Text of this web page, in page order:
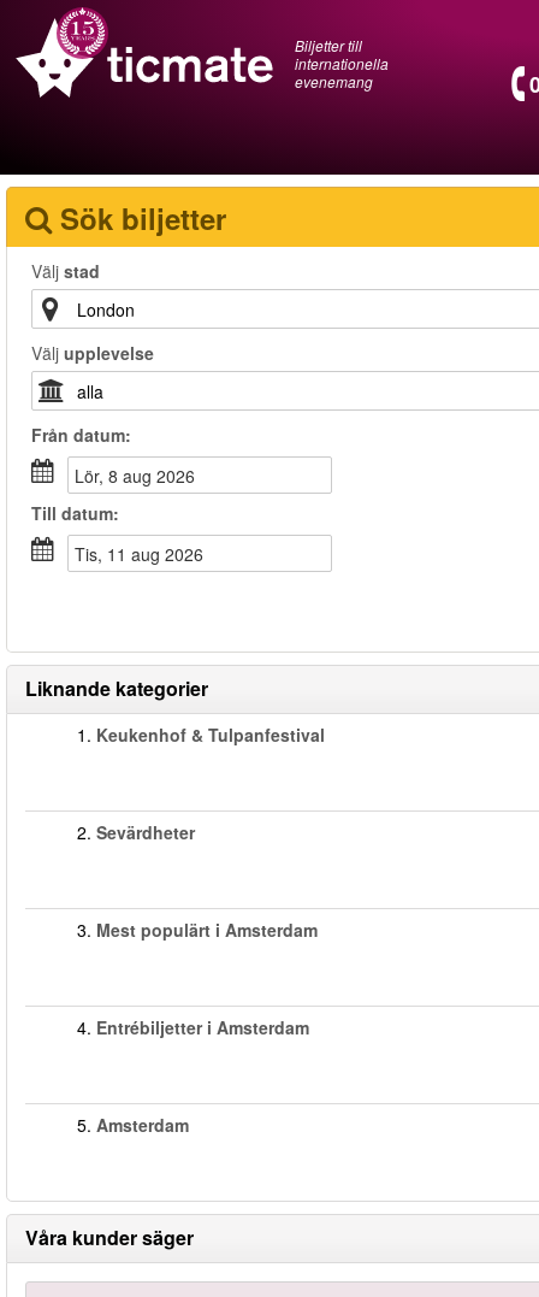
Biljetter till
internationella
evenemang
Sök biljetter
Välj stad
Välj upplevelse
Från datum:
lör, 8 aug 2026
Till datum:
tis, 11 aug 2026
Liknande kategorier
1. Keukenhof & Tulpanfestival
2. Sevärdheter
3. Mest populärt i Amsterdam
4. Entrébiljetter i Amsterdam
5. Amsterdam
Våra kunder säger